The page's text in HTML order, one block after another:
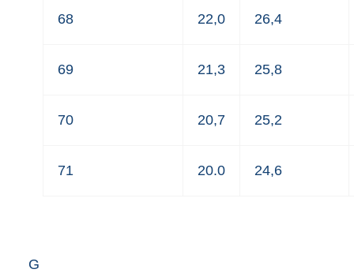
68 22,0 26,4
69 21,3 25,8
70 20,7 25,2
71 20.0 24,6
G